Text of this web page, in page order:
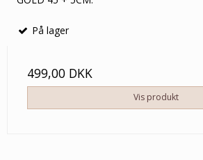
På lager
499,00 DKK
Vis produkt